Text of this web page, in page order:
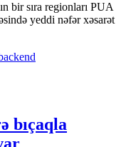
bir sıra regionları PUA
yeddi nəfər xəsarət
bıçaqla